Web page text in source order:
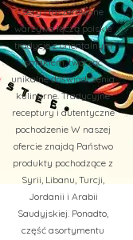
sery i faszerowane
warzywa łączą polskie
tradycje z orientalnym
smakiem, tworząc
unikalne doświadczenia
kulinarne. Tradycyjne
receptury i autentyczne
pochodzenie W naszej
ofercie znajdą Państwo
produkty pochodzące z
Syrii, Libanu, Turcji,
Jordanii i Arabii
Saudyjskiej. Ponadto,
część asortymentu